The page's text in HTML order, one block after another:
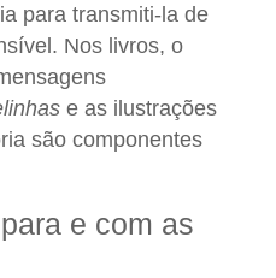
para transmiti-la de
Nos livros, o
e as ilustrações
são componentes
e com as